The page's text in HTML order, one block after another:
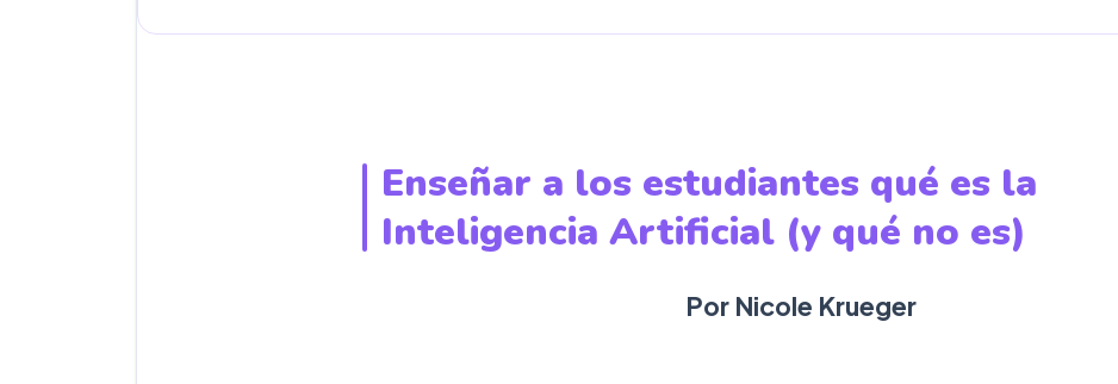
Enseñar a los estudiantes qué es la
Inteligencia Artificial (y qué no es)
Por Nicole Krueger